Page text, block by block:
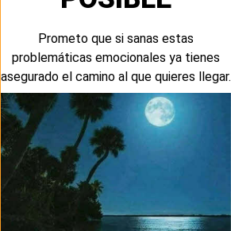
Prometo que si sanas estas
problemáticas emocionales ya tienes
asegurado el camino al que quieres llegar.